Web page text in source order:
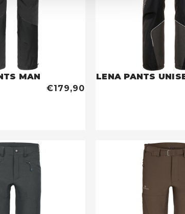
MAN
€179,90
LENA PANTS